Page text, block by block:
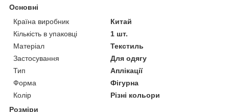
Основні
Країна виробник
Китай
Кількість в упаковці
1 шт.
Матеріал
Текстиль
Застосування
Для одягу
Тип
Аплікації
Форма
Фігурна
Колір
Різні кольори
Розміри